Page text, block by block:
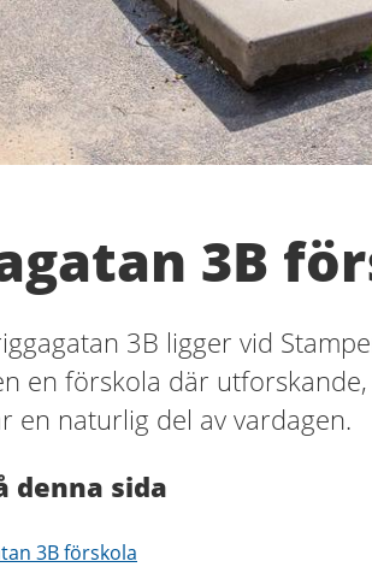
3B
3B ligger vid
en förskola där
en naturlig del av vardagen.
denna sida
3B förskola